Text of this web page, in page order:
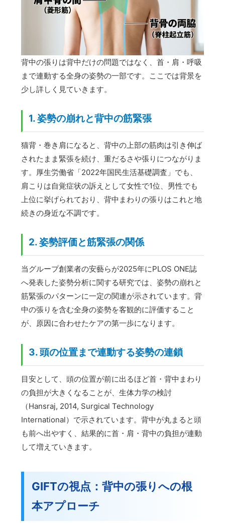
背中の張りは背中だけの問題ではなく、首・肩・呼吸
まで連動する全身の姿勢の一部です。ここでは背景を
少し詳しく見ていきます。
1. 姿勢の崩れと背中の筋緊張
猫背・巻き肩になると、背中の上部の筋肉は引き伸ば
されたまま緊張を続け、重だるさや張りにつながりま
す。厚生労働省「2022年国民生活基礎調査」でも、
肩こりは自覚症状の訴えとして女性で1位、男性でも
上位に挙げられており、背中まわりの張りはこれと地
続きの身近な不調です。
2. 姿勢評価と筋緊張の関係
当グループ創業者の安藝らが2025年にPLOS ONE誌
へ発表した姿勢分析に関する研究では、姿勢の崩れと
筋緊張のパターンに一定の関連が示されています。背
中の張りを含む全身の姿勢を客観的に評価すること
が、原因に合わせたケアの第一歩になります。
3. 頭の位置まで連動する姿勢の連鎖
目安として、頭の位置が前に出るほど首・背中まわり
の負担が大きくなることが、生体力学の検討
（Hansraj, 2014, Surgical Technology
International）で示されています。背中が丸まると頭
も前へ出やすく、結果的に首・肩・背中の負担が連動
して増えていきます。
GIFTの視点：背中の張りへの根
本アプローチ